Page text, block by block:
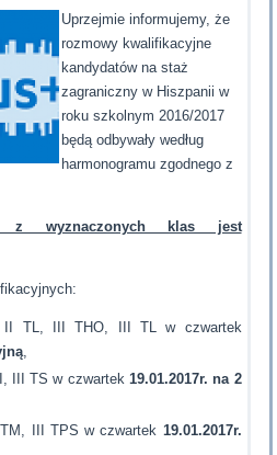
Uprzejmie informujemy, że
rozmowy kwalifikacyjne
kandydatów na staż
zagraniczny w Hiszpanii w
roku szkolnym 2016/2017
będą odbywały według
harmonogramu zgodnego z
z wyznaczonych klas jest
TL, III THO, III TL w czwartek
,
III TS w czwartek 19.01.2017r. na 2
III TPS w czwartek 19.01.2017r.